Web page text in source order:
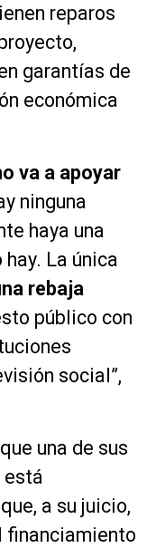
reparos
garantías de
económica
va a apoyar
ninguna
haya una
La única
rebaja
público con
social”,
una de sus
está
a su juicio,
financiamiento